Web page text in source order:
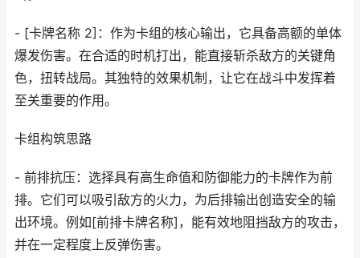
- [卡牌名称 2]：作为卡组的核心输出，它具备高额的单体
爆发伤害。在合适的时机打出，能直接斩杀敌方的关键角
色，扭转战局。其独特的效果机制，让它在战斗中发挥着
至关重要的作用。
卡组构筑思路
- 前排抗压：选择具有高生命值和防御能力的卡牌作为前
排。它们可以吸引敌方的火力，为后排输出创造安全的输
出环境。例如[前排卡牌名称]，能有效地阻挡敌方的攻击，
并在一定程度上反弹伤害。